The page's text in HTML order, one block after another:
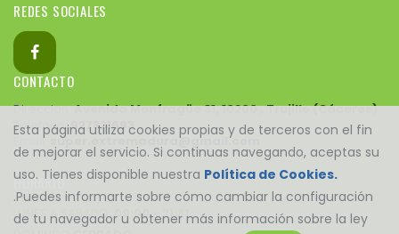
Esta página utiliza cookies propias y de terceros con el fin
de mejorar el servicio. Si continuas navegando, aceptas su
uso. Tienes disponible nuestra Política de Cookies.
.Puedes informarte sobre cómo cambiar la configuración
de tu navegador u obtener más información sobre la ley
REDES SOCIALES
CONTACTO
Direccion:Avenida Monfragüe 31, 10200 , Trujillo (Cáceres)
Telefono: 927321693
Email:
super.extremadura@gmail.com
HORARIO
LUNES A SABADO:09:00 - 21:31